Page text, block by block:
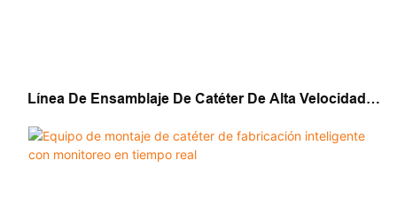
Línea De Ensamblaje De Catéter De Alta Velocidad